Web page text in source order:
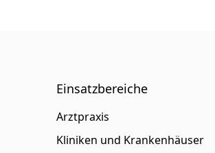
Einsatzbereiche
Arztpraxis
Kliniken und Krankenhäuser